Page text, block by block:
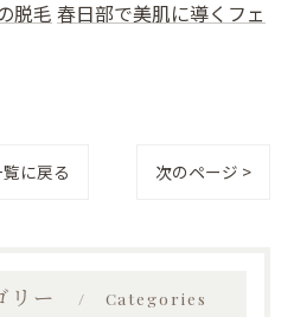
脱毛 春日部で美肌に導くフェ
に戻る 次のページ >
リー Categories